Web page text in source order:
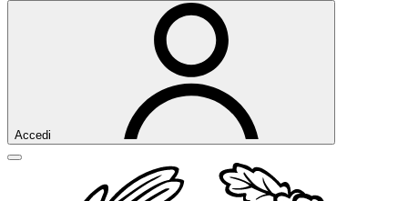
Accedi